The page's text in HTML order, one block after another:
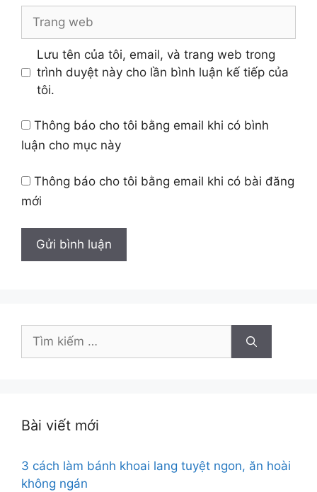
web
Lưu tên của tôi, email, và trang web trong
trình duyệt này cho lần bình luận kế tiếp của
tôi.
Thông báo cho tôi bằng email khi có bình
luận cho mục này
Thông báo cho tôi bằng email khi có bài đăng
mới
Tìm
Bài viết mới
3 cách làm bánh khoai lang tuyệt ngon, ăn hoài
không ngán